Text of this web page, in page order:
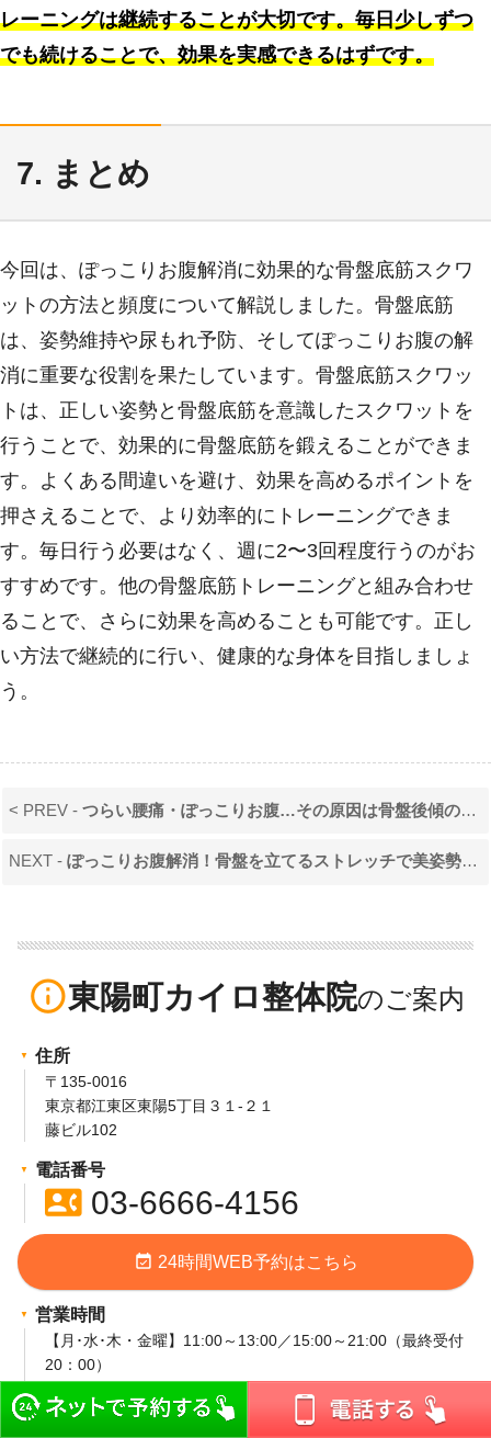
レーニングは継続することが大切です。毎日少しずつ
でも続けることで、効果を実感できるはずです。
7. まとめ
今回は、ぽっこりお腹解消に効果的な骨盤底筋スクワ
ットの方法と頻度について解説しました。骨盤底筋
は、姿勢維持や尿もれ予防、そしてぽっこりお腹の解
消に重要な役割を果たしています。骨盤底筋スクワッ
トは、正しい姿勢と骨盤底筋を意識したスクワットを
行うことで、効果的に骨盤底筋を鍛えることができま
す。よくある間違いを避け、効果を高めるポイントを
押さえることで、より効率的にトレーニングできま
す。毎日行う必要はなく、週に2〜3回程度行うのがお
すすめです。他の骨盤底筋トレーニングと組み合わせ
ることで、さらに効果を高めることも可能です。正し
い方法で継続的に行い、健康的な身体を目指しましょ
う。
< PREV -つらい腰痛・ぽっこりお腹…その原因は骨盤後傾の筋肉かも？簡単チェック＆改善エクササイズ
NEXT -ぽっこりお腹解消！骨盤を立てるストレッチで美姿勢＆くびれGET
info_outline東陽町カイロ整体院
住所
〒135-0016
東京都江東区東陽5丁目３１-２１
藤ビル102
電話番号
contact_phone03-6666-4156
event_available 24時間WEB予約はこちら
営業時間
【月･水･木・金曜】11:00～13:00／15:00～21:00（最終受付
20：00）